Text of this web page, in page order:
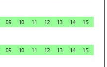
09 10 11 12 13 14
15
09 10 11 12 13 14
15